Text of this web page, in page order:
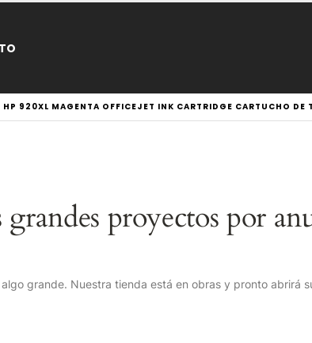
HP 920XL MAGENTA OFFICEJET INK CARTRIDGE CARTUCHO DE
grandes proyectos por
grande. Nuestra tienda está en obras y pronto abrirá